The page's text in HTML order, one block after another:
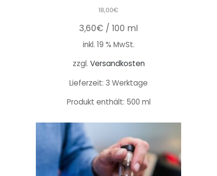
18,00€
3,60€ / 100 ml
inkl. 19 % MwSt.
zzgl. Versandkosten
Lieferzeit: 3 Werktage
Produkt enthält: 500 ml